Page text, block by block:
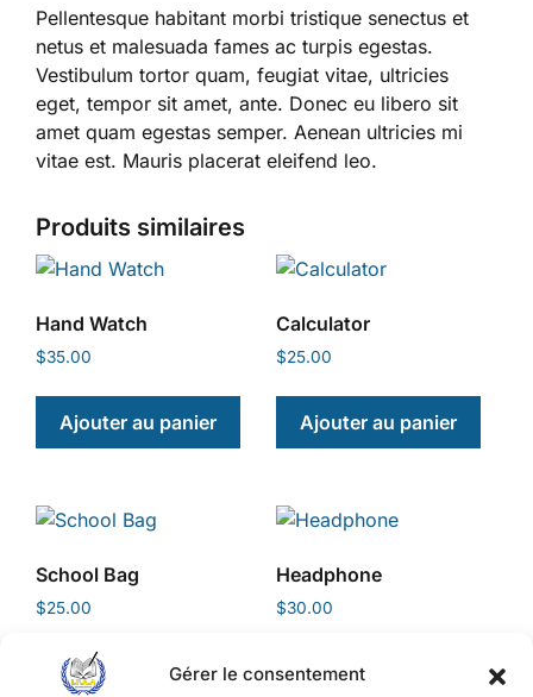
Gérer le consentement
Pellentesque habitant morbi tristique senectus et
netus et malesuada fames ac turpis egestas.
Vestibulum tortor quam, feugiat vitae, ultricies
eget, tempor sit amet, ante. Donec eu libero sit
amet quam egestas semper. Aenean ultricies mi
vitae est. Mauris placerat eleifend leo.
Produits similaires
Hand Watch
$35.00
Ajouter au panier
Calculator
$25.00
Ajouter au panier
School Bag
$25.00
Ajouter au panier
Headphone
$30.00
Ajouter au panier